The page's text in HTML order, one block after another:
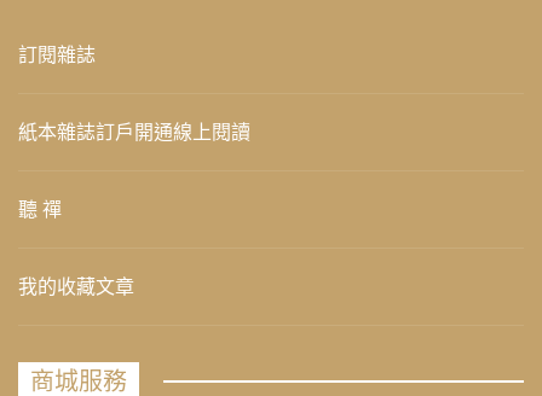
訂閱雜誌
紙本雜誌訂戶開通線上閱讀
聽 禪
我的收藏文章
商城服務